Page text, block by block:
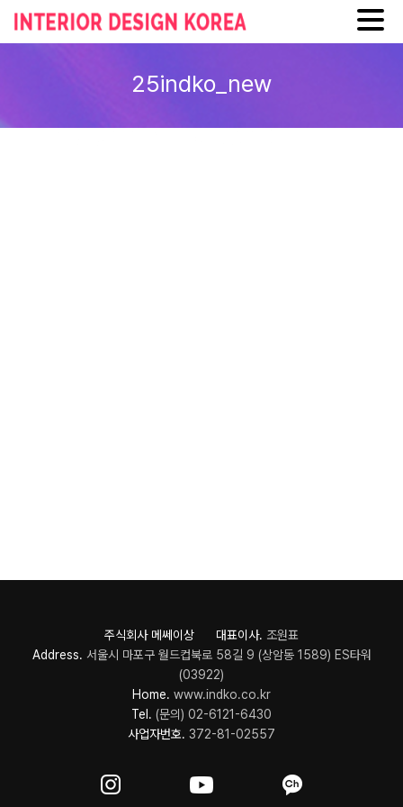
Skip
25indko_new
주식회사 메쎄이상 대표이사. 조원표
Address. 서울시 마포구 월드컵북로 58길 9 (상암동 1589) ES타워
(03922)
Home. www.indko.co.kr
Tel. (문의) 02-6121-6430
사업자번호. 372-81-02557